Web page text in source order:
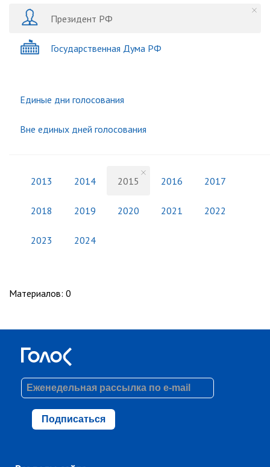
Президент РФ
Государственная Дума РФ
Единые дни голосования
Вне единых дней голосования
2013 2014 2015 2016 2017
2018 2019 2020 2021 2022
2023 2024
Материалов: 0
Подписаться